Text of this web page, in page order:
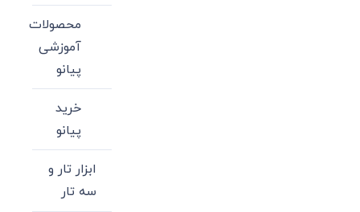
محصولات
آموزشی
پیانو
خرید
پیانو
ابزار تار و
سه تار